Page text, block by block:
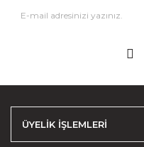
ÜYELİK İŞLEMLERİ